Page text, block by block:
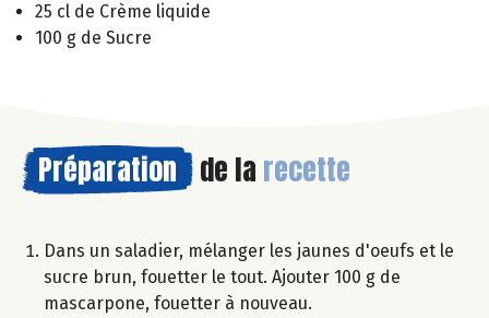
25 cl de Crème liquide
100 g de Sucre
Préparation de la recette
Dans un saladier, mélanger les jaunes d'oeufs et le
sucre brun, fouetter le tout. Ajouter 100 g de
mascarpone, fouetter à nouveau.